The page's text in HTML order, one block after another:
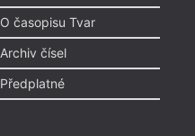
O časopisu Tvar
Archiv čísel
Předplatné